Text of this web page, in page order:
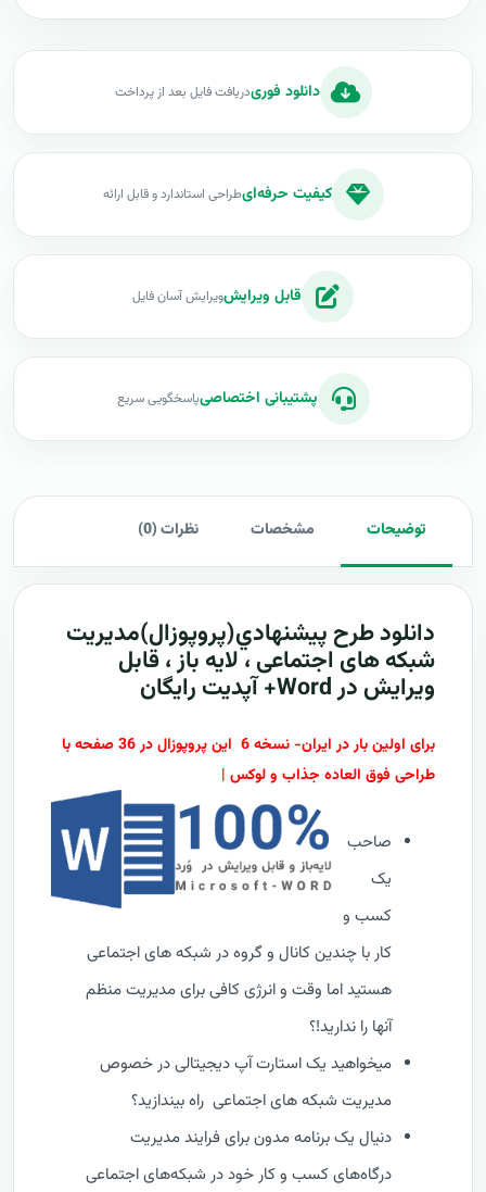
دانلود فوریدریافت فایل بعد از پرداخت
کیفیت حرفه‌ایطراحی استاندارد و قابل ارائه
قابل ویرایشویرایش آسان فایل
پشتیبانی اختصاصیپاسخگویی سریع
توضیحات مشخصات نظرات (0)
دانلود طرح پيشنهادي(پروپوزال)مدیریت
شبکه های اجتماعی ، لایه باز ، قابل
ویرایش در Word+ آپدیت رایگان
برای اولین بار در ایران- نسخه 6 این پروپوزال در 36 صفحه با
طراحی فوق العاده جذاب و لوکس |
صاحب
یک
کسب و
کار با چندین کانال و گروه در شبکه های اجتماعی
هستید اما وقت و انرژی کافی برای مدیریت منظم
آنها را ندارید!؟
میخواهید یک استارت آپ دیجیتالی در خصوص
مدیریت شبکه های اجتماعی راه بیندازید؟
دنیال یک برنامه مدون برای فرایند مدیریت
درگاه‌های کسب و کار خود در شبکه‌های اجتماعی